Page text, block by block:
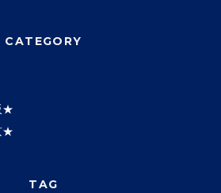
CATEGORY
★
★
TAG